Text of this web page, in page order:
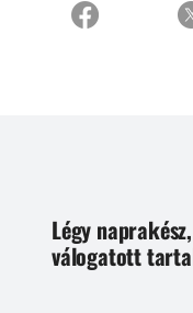
Légy
válogatott